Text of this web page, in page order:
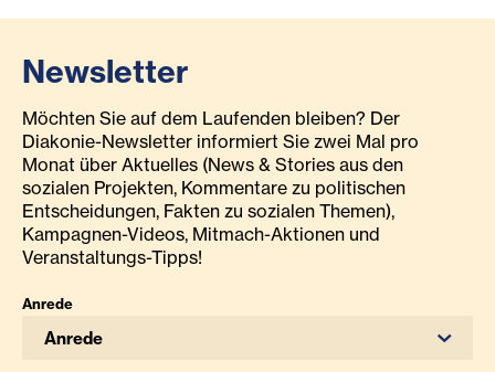
Newsletter
Möchten Sie auf dem Laufenden bleiben? Der
Diakonie-Newsletter informiert Sie zwei Mal pro
Monat über Aktuelles (News & Stories aus den
sozialen Projekten, Kommentare zu politischen
Entscheidungen, Fakten zu sozialen Themen),
Kampagnen-Videos, Mitmach-Aktionen und
Veranstaltungs-Tipps!
Anrede
Anrede